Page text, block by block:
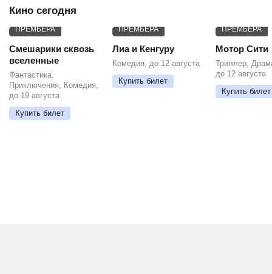
Кино сегодня
ПРЕМЬЕРА
Смешарики сквозь
вселенные
Фантастика,
Приключения, Комедия,
до 19 августа
Купить билет
ПРЕМЬЕРА
Лиа и Кенгуру
Комедия, до 12 августа
Купить билет
ПРЕМЬЕРА
Мотор Сити
Триллер,
до 12 августа
Купить билет